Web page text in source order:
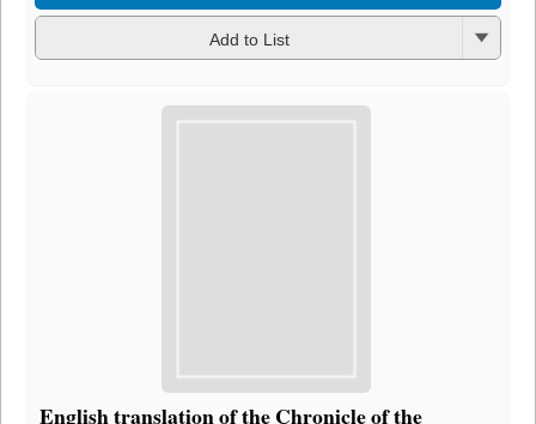
Add to List
English translation of the Chronicle of the